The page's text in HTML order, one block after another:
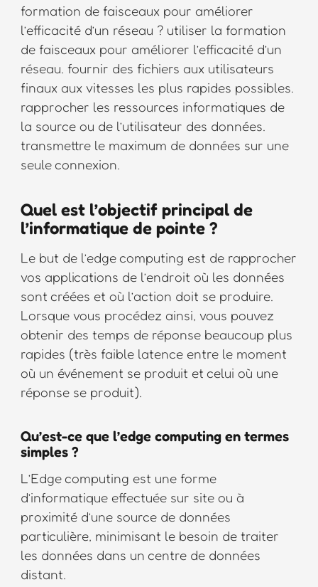
formation de faisceaux pour améliorer
l’efficacité d’un réseau ? utiliser la formation
de faisceaux pour améliorer l’efficacité d’un
réseau. fournir des fichiers aux utilisateurs
finaux aux vitesses les plus rapides possibles.
rapprocher les ressources informatiques de
la source ou de l’utilisateur des données.
transmettre le maximum de données sur une
seule connexion.
Quel est l’objectif principal de
l’informatique de pointe ?
Le but de l’edge computing est de rapprocher
vos applications de l’endroit où les données
sont créées et où l’action doit se produire.
Lorsque vous procédez ainsi, vous pouvez
obtenir des temps de réponse beaucoup plus
rapides (très faible latence entre le moment
où un événement se produit et celui où une
réponse se produit).
Qu’est-ce que l’edge computing en termes
simples ?
L’Edge computing est une forme
d’informatique effectuée sur site ou à
proximité d’une source de données
particulière, minimisant le besoin de traiter
les données dans un centre de données
distant.